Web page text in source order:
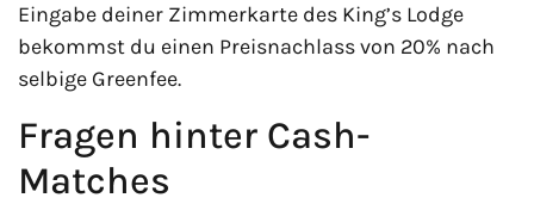
Eingabe deiner Zimmerkarte des King’s Lodge
bekommst du einen Preisnachlass von 20% nach
selbige Greenfee.
Fragen hinter Cash-
Matches